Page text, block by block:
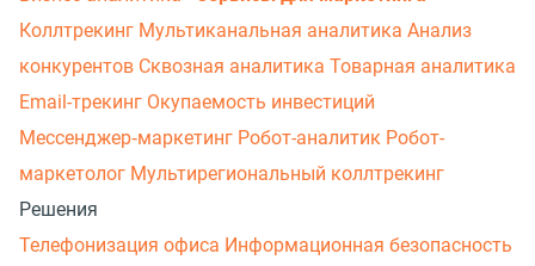
Коллтрекинг Мультиканальная аналитика Анализ
конкурентов Сквозная аналитика Товарная аналитика
Email-трекинг Окупаемость инвестиций
Мессенджер‑маркетинг Робот-аналитик Робот-
маркетолог Мультирегиональный коллтрекинг
Решения
Телефонизация офиса Информационная безопасность